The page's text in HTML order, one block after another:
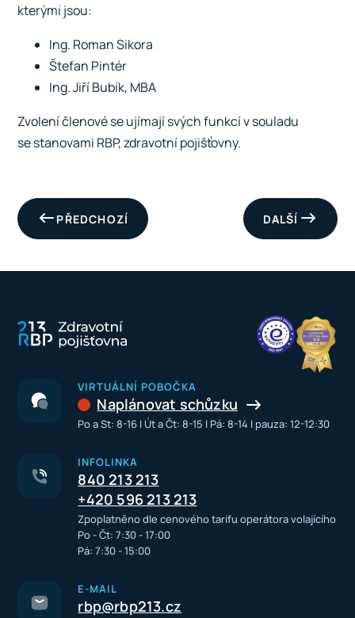
kterými jsou:
Ing. Roman Sikora
Štefan Pintér
Ing. Jiří Bubík, MBA
Zvolení členové se ujímají svých funkcí v souladu
se stanovami RBP, zdravotní pojišťovny.
DALŠÍ
PŘEDCHOZÍ
VIRTUÁLNÍ POBOČKA
Naplánovat schůzku
Po a St: 8-16 I Út a Čt: 8-15 I Pá: 8-14 I pauza: 12-12:30
INFOLINKA
840 213 213
+420 596 213 213
Zpoplatněno dle cenového tarifu operátora volajícího
Po - Čt: 7:30 - 17:00
Pá: 7:30 - 15:00
E-MAIL
rbp@rbp213.cz